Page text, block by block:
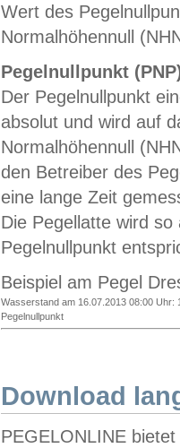
Wert des
Normalhöhennull
Pegelnullpunkt
Der Pegelnullpunkt
absolut und wird auf
Normalhöhennull
den Betreiber des
eine lange Zeit
Die Pegellatte wird
Pegelnullpunkt
Beispiel am Pegel
Wasserstand am 16.07.2013 08:00 Uhr:
Pegelnullpunkt
Download
PEGELONLINE